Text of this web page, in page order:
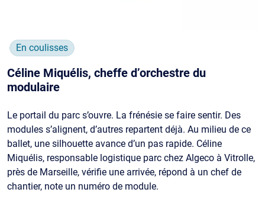
En coulisses
Céline Miquélis, cheffe d’orchestre du
modulaire
Le portail du parc s’ouvre. La frénésie se faire sentir. Des
modules s’alignent, d’autres repartent déjà. Au milieu de ce
ballet, une silhouette avance d’un pas rapide. Céline
Miquélis, responsable logistique parc chez Algeco à Vitrolle,
près de Marseille, vérifie une arrivée, répond à un chef de
chantier, note un numéro de module.